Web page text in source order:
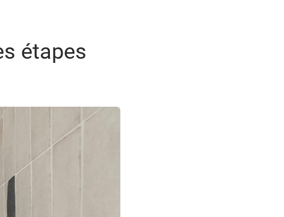
étapes